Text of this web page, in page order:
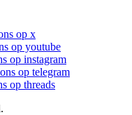
op x
op youtube
op instagram
op telegram
op threads